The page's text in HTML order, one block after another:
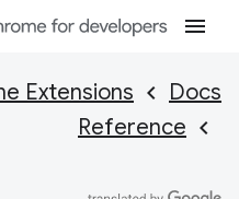
Docs
Extensions
Reference